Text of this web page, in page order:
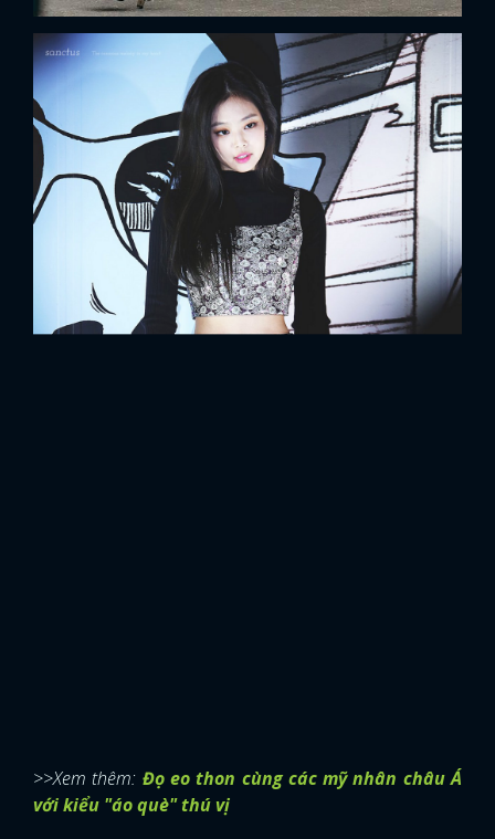
x
ĐĂNG NHẬP
>>Xem thêm: Đọ eo thon cùng các mỹ nhân châu Á
với kiểu "áo què" thú vị